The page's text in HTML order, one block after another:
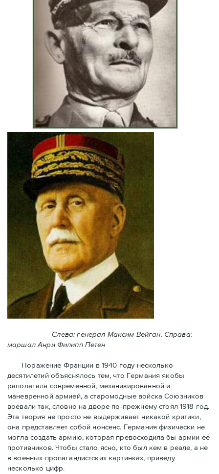
Слева: генерал Максим Вейган. Справа:
маршал Анри Филипп Петен
Поражение Франции в 1940 году несколько
десятилетий объяснялось тем, что Германия якобы
раполагала современной, механизированной и
маневренной армией, а старомодные войска Союзников
воевали так, словно на дворе по-прежнему стоял 1918 год.
Эта теория не просто не выдерживает никакой критики,
она представляет собой нонсенс. Германия физически не
могла создать армию, которая превосходила бы армии её
противников. Чтобы стало ясно, кто был кем в реале, а не
в военных пропагандистских картинках, приведу
несколько цифр.